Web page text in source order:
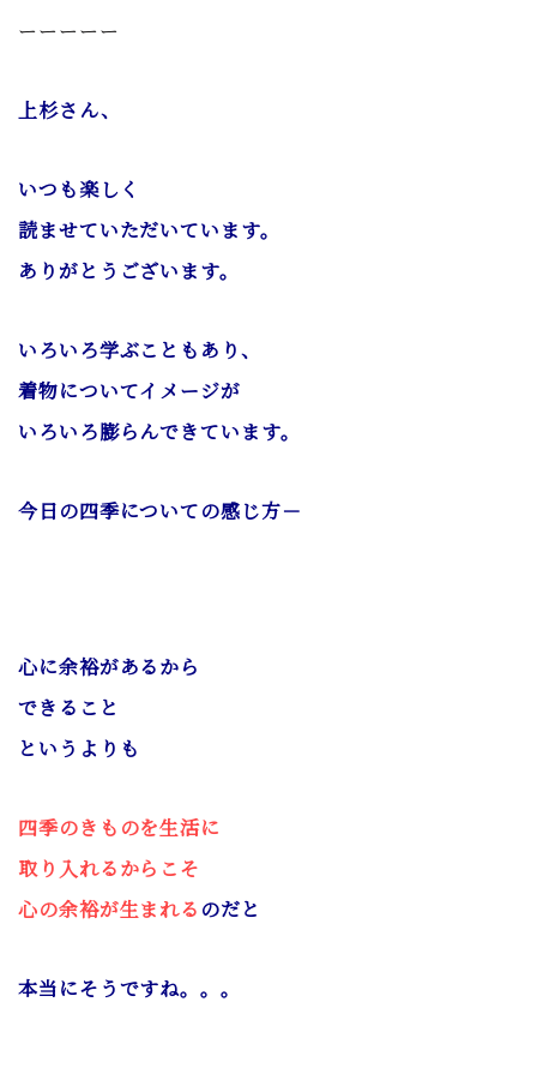
ーーーーー
上杉さん、
いつも楽しく
読ませていただいています。
ありがとうございます。
いろいろ学ぶこともあり、
着物についてイメージが
いろいろ膨らんできています。
今日の四季についての感じ方－
心に余裕があるから
できること
というよりも
四季のきものを生活に
取り入れるからこそ
心の余裕が生まれる のだと
本当にそうですね。。。